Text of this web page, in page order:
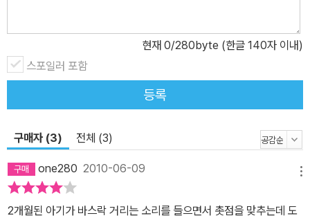
현재 0/280byte (한글 140자 이내)
스포일러 포함
등록
구매자 (3) 전체 (3)
one280 2010-06-09
2개월된 아기가 바스락 거리는 소리를 들으면서 촛점을 맞추는데 도